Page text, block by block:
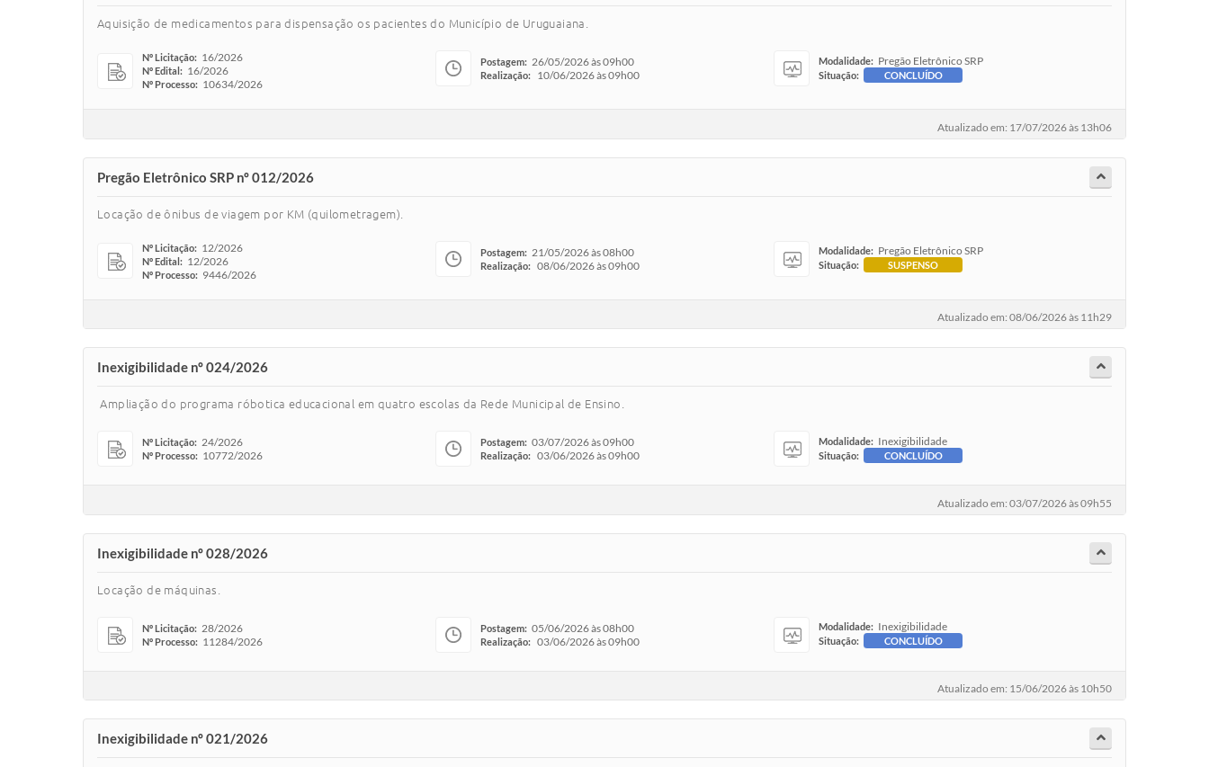
Aquisição de medicamentos para dispensação os pacientes do Município de Uruguaiana.
Nº Licitação: 16/2026
Nº Edital: 16/2026
Nº Processo: 10634/2026
Postagem: 26/05/2026 às 09h00
Realização: 10/06/2026 às 09h00
Modalidade: Pregão Eletrônico SRP
Situação: CONCLUÍDO
Atualizado em: 17/07/2026 às 13h06
Pregão Eletrônico SRP nº 012/2026
Locação de ônibus de viagem por KM (quilometragem).
Nº Licitação: 12/2026
Nº Edital: 12/2026
Nº Processo: 9446/2026
Postagem: 21/05/2026 às 08h00
Realização: 08/06/2026 às 09h00
Modalidade: Pregão Eletrônico SRP
Situação: SUSPENSO
Atualizado em: 08/06/2026 às 11h29
Inexigibilidade nº 024/2026
Ampliação do programa róbotica educacional em quatro escolas da Rede Municipal de Ensino.
Nº Licitação: 24/2026
Nº Processo: 10772/2026
Postagem: 03/07/2026 às 09h00
Realização: 03/06/2026 às 09h00
Modalidade: Inexigibilidade
Situação: CONCLUÍDO
Atualizado em: 03/07/2026 às 09h55
Inexigibilidade nº 028/2026
Locação de máquinas.
Nº Licitação: 28/2026
Nº Processo: 11284/2026
Postagem: 05/06/2026 às 08h00
Realização: 03/06/2026 às 09h00
Modalidade: Inexigibilidade
Situação: CONCLUÍDO
Atualizado em: 15/06/2026 às 10h50
Inexigibilidade nº 021/2026